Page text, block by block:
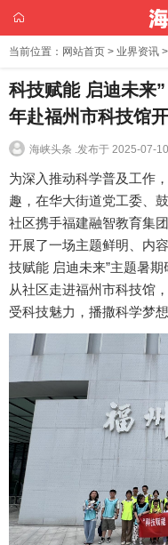
当前位置： 网站首页 > 业界资讯 >
科技赋能 启迪未
年赴福州市科技馆
海峡头条 .发布于 2025-07-
为深入推动科学普及工作
趣，在华大街道党工委、
社区携手福建融智教育集
开展了一场主题鲜明、内
技赋能 启迪未来”主题暑
从社区走进福州市科技馆
受科技魅力，播撒科学梦想